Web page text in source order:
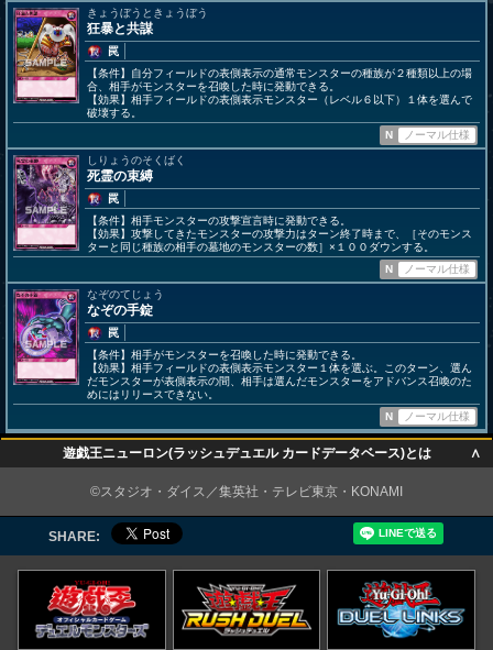
きょうぼうときょうぼう
狂暴と共謀
罠
【条件】自分フィールドの表側表示の通常モンスターの種族が２種類以上の場
合、相手がモンスターを召喚した時に発動できる。
【効果】相手フィールドの表側表示モンスター（レベル６以下）１体を選んで
破壊する。
N
ノーマル仕様
しりょうのそくばく
死霊の束縛
罠
【条件】相手モンスターの攻撃宣言時に発動できる。
【効果】攻撃してきたモンスターの攻撃力はターン終了時まで、［そのモンス
ターと同じ種族の相手の墓地のモンスターの数］×１００ダウンする。
N
ノーマル仕様
なぞのてじょう
なぞの手錠
罠
【条件】相手がモンスターを召喚した時に発動できる。
【効果】相手フィールドの表側表示モンスター１体を選ぶ。このターン、選ん
だモンスターが表側表示の間、相手は選んだモンスターをアドバンス召喚のた
めにはリリースできない。
N
ノーマル仕様
遊戯王ニューロン(ラッシュデュエル カードデータベース)とは ∧
©スタジオ・ダイス／集英社・テレビ東京・KONAMI
SHARE: